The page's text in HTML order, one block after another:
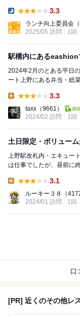
3.3
ランチ向上委員会
2025/05 訪問
1回
駅構内にあるeashion
2024年2月のとある平日の13時過ぎに
ート上野にある弁当・総菜の
3.3
taxx （9661）
2024/02 訪問
1回
土日限定・ボリュー
上野駅改札内・エキュート上野にあ
は仕事でしたが、昼前に
3.1
ルーキー３８
（
2024/01 訪問
1回
口
[PR] 近くのその他レ